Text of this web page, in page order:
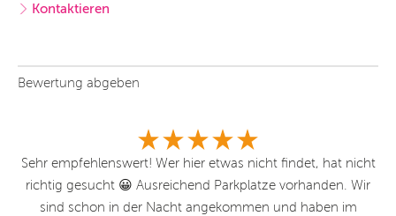
Kontaktieren
Bewertung abgeben
Sehr empfehlenswert! Wer hier etwas nicht findet, hat nicht
richtig gesucht 😀 Ausreichend Parkplatze vorhanden. Wir
sind schon in der Nacht angekommen und haben im